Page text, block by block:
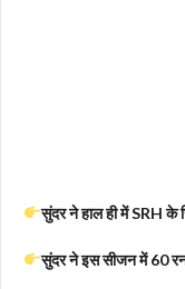
सुंदर ने हाल ही में SRH के
सुंदर ने इस सीजन में 60